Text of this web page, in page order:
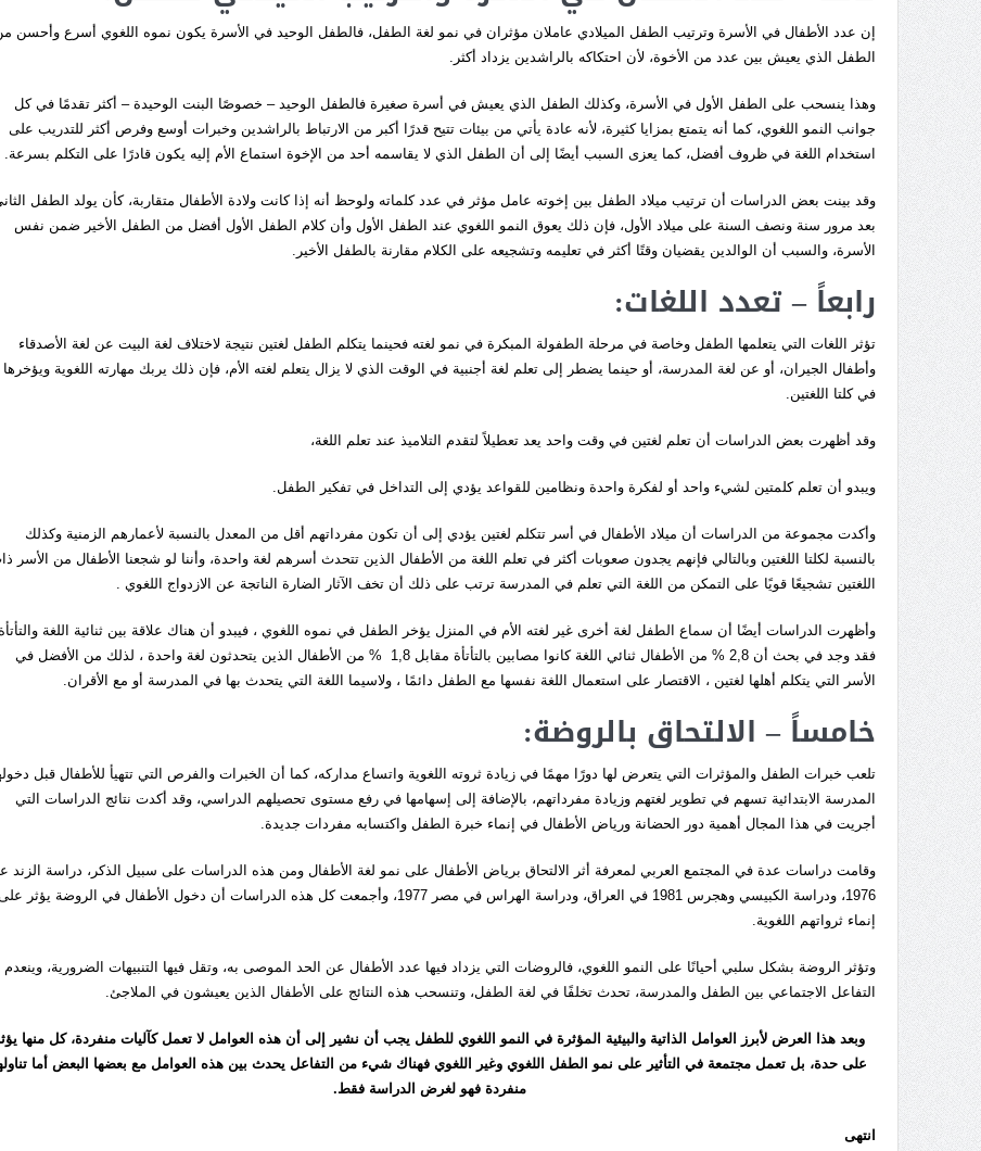
إن عدد الأطفال في الأسرة وترتيب الطفل الميلادي عاملان مؤثران في نمو لغة الطفل، فالطفل الوحيد في الأسرة يكون نموه اللغوي أسرع وأحسن
الطفل الذي يعيش بين عدد من الأخوة، لأن احتكاكه بالراشدين يزداد أكثر.
وهذا ينسحب على الطفل الأول في الأسرة، وكذلك الطفل الذي يعيش في أسرة صغيرة فالطفل الوحيد – خصوصًا البنت الوحيدة – أكثر تقدمًا في كل
جوانب النمو اللغوي، كما أنه يتمتع بمزايا كثيرة، لأنه عادة يأتي من بيئات تتيح قدرًا أكبر من الارتباط بالراشدين وخبرات أوسع وفرص أكثر للتدريب على
استخدام اللغة في ظروف أفضل، كما يعزى السبب أيضًا إلى أن الطفل الذي لا يقاسمه أحد من الإخوة استماع الأم إليه يكون قادرًا على التكلم بسرعة.
وقد بينت بعض الدراسات أن ترتيب ميلاد الطفل بين إخوته عامل مؤثر في عدد كلماته ولوحظ أنه إذا كانت ولادة الأطفال متقاربة، كأن يولد الطفل
بعد مرور سنة ونصف السنة على ميلاد الأول، فإن ذلك يعوق النمو اللغوي عند الطفل الأول وأن كلام الطفل الأول أفضل من الطفل الأخير ضمن نفس
الأسرة، والسبب أن الوالدين يقضيان وقتًا أكثر في تعليمه وتشجيعه على الكلام مقارنة بالطفل الأخير.
رابعاً – تعدد اللغات:
تؤثر اللغات التي يتعلمها الطفل وخاصة في مرحلة الطفولة المبكرة في نمو لغته فحينما يتكلم الطفل لغتين نتيجة لاختلاف لغة البيت عن لغة الأصدقاء
وأطفال الجيران، أو عن لغة المدرسة، أو حينما يضطر إلى تعلم لغة أجنبية في الوقت الذي لا يزال يتعلم لغته الأم، فإن ذلك يربك مهارته اللغوية ويؤخرها
في كلتا اللغتين.
وقد أظهرت بعض الدراسات أن تعلم لغتين في وقت واحد يعد تعطيلاً لتقدم التلاميذ عند تعلم اللغة،
ويبدو أن تعلم كلمتين لشيء واحد أو لفكرة واحدة ونظامين للقواعد يؤدي إلى التداخل في تفكير الطفل.
وأكدت مجموعة من الدراسات أن ميلاد الأطفال في أسر تتكلم لغتين يؤدي إلى أن تكون مفرداتهم أقل من المعدل بالنسبة لأعمارهم الزمنية وكذلك
بالنسبة لكلتا اللغتين وبالتالي فإنهم يجدون صعوبات أكثر في تعلم اللغة من الأطفال الذين تتحدث أسرهم لغة واحدة، وأننا لو شجعنا الأطفال من الأسر
اللغتين تشجيعًا قويًا على التمكن من اللغة التي تعلم في المدرسة ترتب على ذلك أن تخف الآثار الضارة الناتجة عن الازدواج اللغوي .
وأظهرت الدراسات أيضًا أن سماع الطفل لغة أخرى غير لغته الأم في المنزل يؤخر الطفل في نموه اللغوي ، فيبدو أن هناك علاقة بين ثنائية اللغة
فقد وجد في بحث أن 2,8 % من الأطفال ثنائي اللغة كانوا مصابين بالتأتأة مقابل 1,8 % من الأطفال الذين يتحدثون لغة واحدة ، لذلك من الأفضل في
الأسر التي يتكلم أهلها لغتين ، الاقتصار على استعمال اللغة نفسها مع الطفل دائمًا ، ولاسيما اللغة التي يتحدث بها في المدرسة أو مع الأقران.
خامساً – الالتحاق بالروضة:
تلعب خبرات الطفل والمؤثرات التي يتعرض لها دورًا مهمًا في زيادة ثروته اللغوية واتساع مداركه، كما أن الخبرات والفرص التي تتهيأ للأطفال قبل
المدرسة الابتدائية تسهم في تطوير لغتهم وزيادة مفرداتهم، بالإضافة إلى إسهامها في رفع مستوى تحصيلهم الدراسي، وقد أكدت نتائج الدراسات التي
أجريت في هذا المجال أهمية دور الحضانة ورياض الأطفال في إنماء خبرة الطفل واكتسابه مفردات جديدة.
وقامت دراسات عدة في المجتمع العربي لمعرفة أثر الالتحاق برياض الأطفال على نمو لغة الأطفال ومن هذه الدراسات على سبيل الذكر، دراسة الزند
1976، ودراسة الكبيسي وهجرس 1981 في العراق، ودراسة الهراس في مصر 1977، وأجمعت كل هذه الدراسات أن دخول الأطفال في الروضة يؤثر
إنماء ثرواتهم اللغوية.
وتؤثر الروضة بشكل سلبي أحيانًا على النمو اللغوي، فالروضات التي يزداد فيها عدد الأطفال عن الحد الموصى به، وتقل فيها التنبيهات الضرورية، وينعدم
التفاعل الاجتماعي بين الطفل والمدرسة، تحدث تخلفًا في لغة الطفل، وتنسحب هذه النتائج على الأطفال الذين يعيشون في الملاجئ.
وبعد هذا العرض لأبرز العوامل الذاتية والبيئية المؤثرة في النمو اللغوي للطفل يجب أن نشير إلى أن هذه العوامل لا تعمل كآليات منفردة، كل منها
على حدة، بل تعمل مجتمعة في التأثير على نمو الطفل اللغوي وغير اللغوي فهناك شيء من التفاعل يحدث بين هذه العوامل مع بعضها البعض أما
منفردة فهو لغرض الدراسة فقط.
انتهى